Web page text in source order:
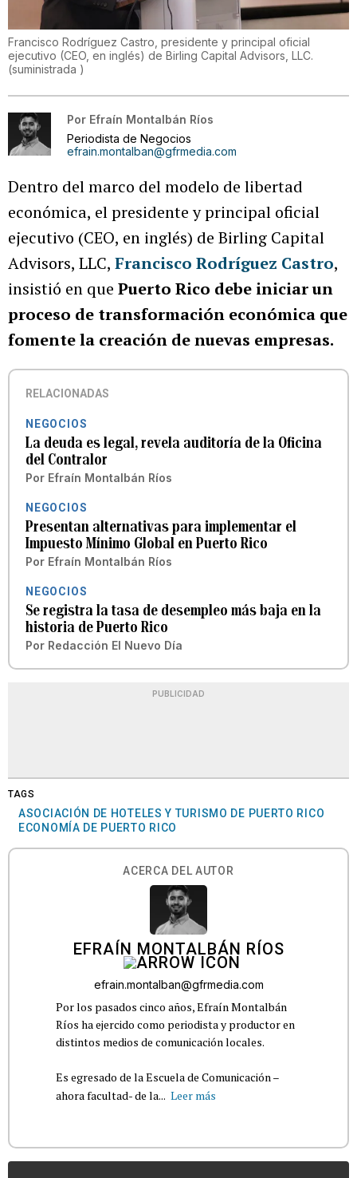
Francisco Rodríguez Castro, presidente y principal oficial
ejecutivo (CEO, en inglés) de Birling Capital Advisors, LLC.
(suministrada )
Por Efraín Montalbán Ríos
Periodista de Negocios
efrain.montalban@gfrmedia.com
Dentro del marco del modelo de libertad
económica, el presidente y principal oficial
ejecutivo (CEO, en inglés) de Birling Capital
Advisors, LLC, Francisco Rodríguez Castro,
insistió en que Puerto Rico debe iniciar un
proceso de transformación económica que
fomente la creación de nuevas empresas.
RELACIONADAS
NEGOCIOS
La deuda es legal, revela auditoría de la Oficina
del Contralor
Por Efraín Montalbán Ríos
NEGOCIOS
Presentan alternativas para implementar el
Impuesto Mínimo Global en Puerto Rico
Por Efraín Montalbán Ríos
NEGOCIOS
Se registra la tasa de desempleo más baja en la
historia de Puerto Rico
Por Redacción El Nuevo Día
PUBLICIDAD
TAGS
ASOCIACIÓN DE HOTELES Y TURISMO DE PUERTO RICO
ECONOMÍA DE PUERTO RICO
ACERCA DEL AUTOR
EFRAÍN MONTALBÁN RÍOS
efrain.montalban@gfrmedia.com
Por los pasados cinco años, Efraín Montalbán
Ríos ha ejercido como periodista y productor en
distintos medios de comunicación locales.
Es egresado de la Escuela de Comunicación –
ahora facultad- de la... Leer más